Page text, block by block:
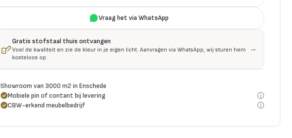
Vraag het via WhatsApp
Gratis stofstaal thuis ontvangen
Voel de kwaliteit en zie de kleur in je eigen licht. Aanvragen via WhatsApp, wij sturen hem
kosteloos op.
→
Showroom van 3000 m2 in Enschede
Mobiele pin of contant bij levering
CBW-erkend meubelbedrijf